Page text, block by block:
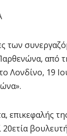
των
από
Λονδίνο, 19
επικεφαλής
20ετία